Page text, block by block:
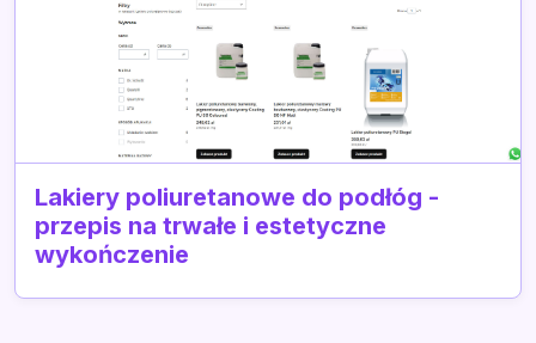
Lakiery poliuretanowe do podłóg -
przepis na trwałe i estetyczne
wykończenie